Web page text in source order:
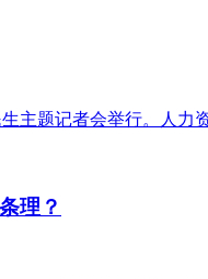
主题记者会举行。人力
理？